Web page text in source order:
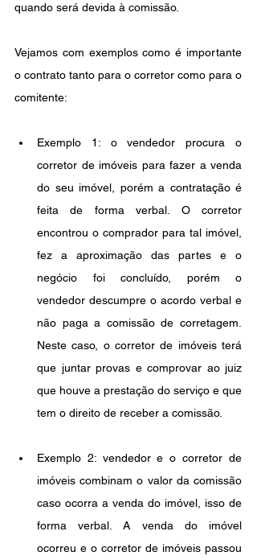
quando será devida à comissão.
Vejamos com exemplos como é importante
o contrato tanto para o corretor como para o
comitente:
Exemplo 1: o vendedor procura o
corretor de imóveis para fazer a venda
do seu imóvel, porém a contratação é
feita de forma verbal. O corretor
encontrou o comprador para tal imóvel,
fez a aproximação das partes e o
negócio foi concluído, porém o
vendedor descumpre o acordo verbal e
não paga a comissão de corretagem.
Neste caso, o corretor de imóveis terá
que juntar provas e comprovar ao juiz
que houve a prestação do serviço e que
tem o direito de receber a comissão.
Exemplo 2: vendedor e o corretor de
imóveis combinam o valor da comissão
caso ocorra a venda do imóvel, isso de
forma verbal. A venda do imóvel
ocorreu e o corretor de imóveis passou